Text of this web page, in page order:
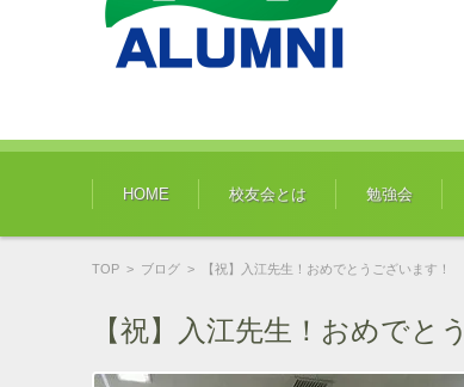
コンテンツに移動
HOME 校友会とは 勉強会
TOP > ブログ > 【祝】入江先生！おめでとうございます！
【祝】入江先生！おめでと